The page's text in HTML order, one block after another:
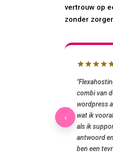
vertrouw op
zonder
combi van
wordpress
wat ik
als ik
antwoord
ben een
‹